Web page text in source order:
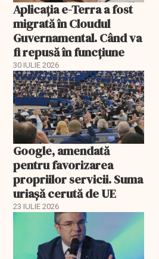
Aplicația e-Terra a fost
migrată în Cloudul
Guvernamental. Când va
fi repusă în funcțiune
30 IULIE 2026
Google, amendată
pentru favorizarea
propriilor servicii. Suma
uriașă cerută de UE
23 IULIE 2026